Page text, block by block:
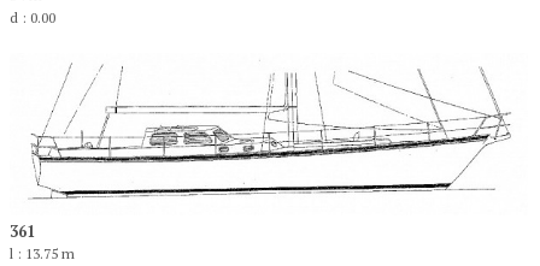
d : 0.00
361
l : 13.75 m